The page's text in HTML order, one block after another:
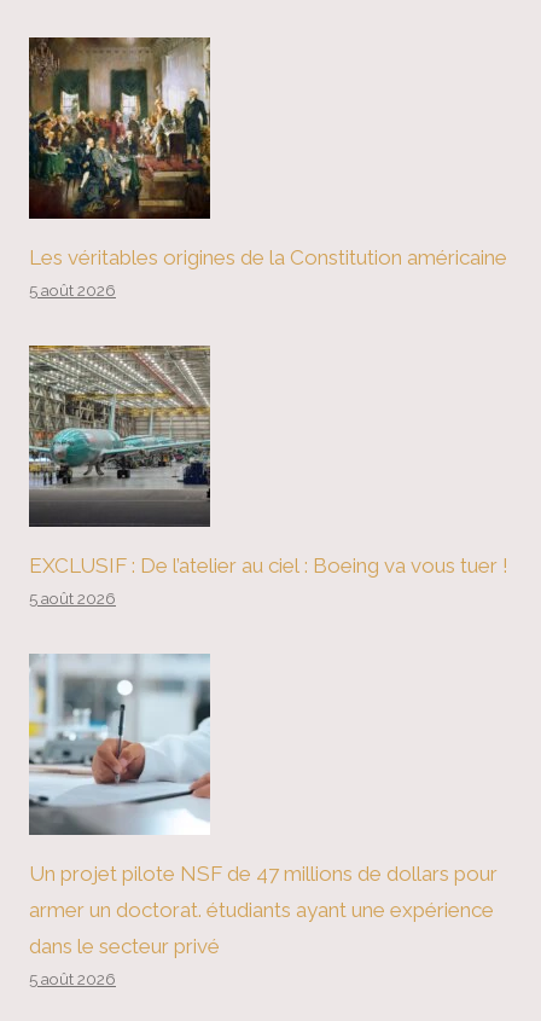
Les véritables origines de la Constitution américaine
5 août 2026
EXCLUSIF : De l’atelier au ciel : Boeing va vous tuer !
5 août 2026
Un projet pilote NSF de 47 millions de dollars pour
armer un doctorat. étudiants ayant une expérience
dans le secteur privé
5 août 2026